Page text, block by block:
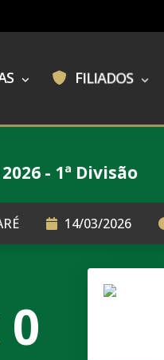
FILIADOS
- 1ª Divisão
14/03/2026
0